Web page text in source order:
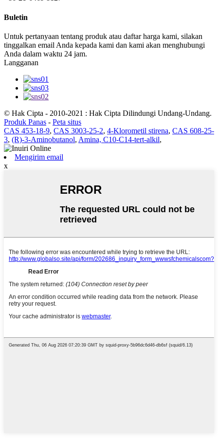
Buletin
Untuk pertanyaan tentang produk atau daftar harga kami, silakan
tinggalkan email Anda kepada kami dan kami akan menghubungi
Anda dalam waktu 24 jam.
Langganan
© Hak Cipta - 2010-2021 : Hak Cipta Dilindungi Undang-Undang.
Produk Panas - Peta situs
CAS 453-18-9, CAS 3003-25-2, 4-Klorometil stirena, CAS 608-25-
3, (R)-3-Aminobutanol, Amina, C10-C14-tert-alkil,
Mengirim email
x